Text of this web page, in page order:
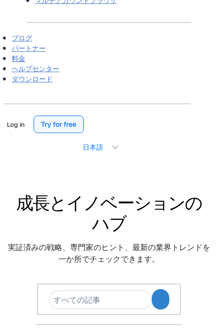
ブログ
パートナー
料金
ヘルプセンター
ダウンロード
Log in Try for free
成長とイノベーションの
ハブ
実証済みの戦略、専門家のヒント、最新の業界トレンドを
一か所でチェックできます。